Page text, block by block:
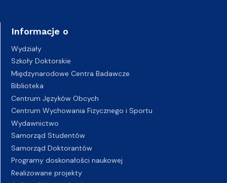
Informacje o
Wydziały
Szkoły Doktorskie
Międzynarodowe Centra Badawcze
Biblioteka
Centrum Języków Obcych
Centrum Wychowania Fizycznego i Sportu
Wydawnictwo
Samorząd Studentów
Samorząd Doktorantów
Programy doskonałości naukowej
Realizowane projekty